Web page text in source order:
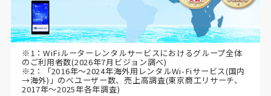
※1：WiFiルーターレンタルサービスにおけるグループ全体
のご利用者数(2026年7月ビジョン調べ)
※2：「2016年～2024年海外用レンタルWi-Fiサービス(国内
→海外)」のべユーザー数、売上高調査(東京商工リサーチ、
2017年～2025年各年調査)